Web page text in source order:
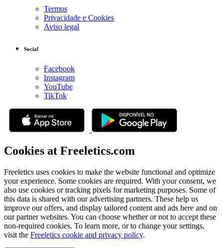
Termos
Privacidade e Cookies
Aviso legal
Social
Facebook
Instagram
YouTube
TikTok
Cookies at Freeletics.com
Freeletics uses cookies to make the website functional and optimize
your experience. Some cookies are required. With your consent, we
also use cookies or tracking pixels for marketing purposes. Some of
this data is shared with our advertising partners. These help us
improve our offers, and display tailored content and ads here and on
our partner websites. You can choose whether or not to accept these
non-required cookies. To learn more, or to change your settings,
visit the Freeletics cookie and privacy policy.